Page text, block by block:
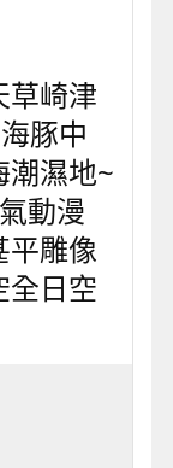
崎津
豚中
濕地~
動漫
平雕像
日空